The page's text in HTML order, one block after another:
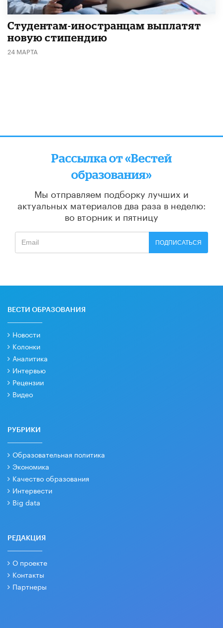
Студентам-иностранцам выплатят
новую стипендию
24 МАРТА
Рассылка от «Вестей
образования»
Мы отправляем подборку лучших и
актуальных материалов два раза в неделю:
во вторник и пятницу
ПОДПИСАТЬСЯ
ВЕСТИ ОБРАЗОВАНИЯ
Новости
Колонки
Аналитика
Интервью
Рецензии
Видео
РУБРИКИ
Образовательная политика
Экономика
Качество образования
Интервести
Big data
РЕДАКЦИЯ
О проекте
Контакты
Партнеры